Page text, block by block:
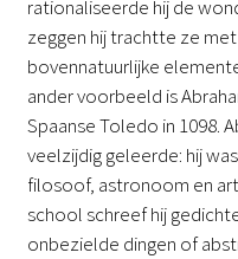
rationaliseerde hij de
zeggen hij trachtte ze
bovennatuurlijke
ander voorbeeld is
Spaanse Toledo in 1098.
veelzijdig geleerde: hij
filosoof, astronoom en
school schreef hij
onbezielde dingen of